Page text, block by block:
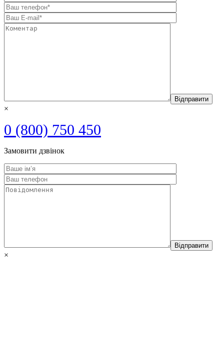
×
0 (800) 750 450
Замовити дзвінок
×